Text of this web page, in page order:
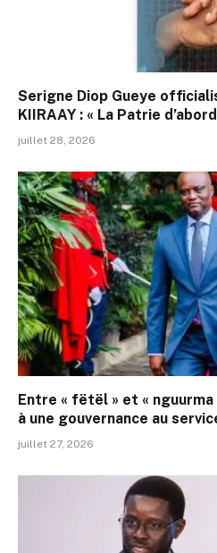
Serigne Diop Gueye
KIIRAAY : « La Patrie
juillet 28, 2026
Entre « fëtël » et « nguurma
à une gouvernance au
juillet 27, 2026